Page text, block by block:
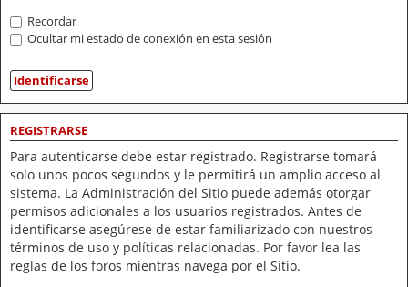
Recordar
Ocultar mi estado de conexión en esta sesión
REGISTRARSE
Para autenticarse debe estar registrado. Registrarse tomará
solo unos pocos segundos y le permitirá un amplio acceso al
sistema. La Administración del Sitio puede además otorgar
permisos adicionales a los usuarios registrados. Antes de
identificarse asegúrese de estar familiarizado con nuestros
términos de uso y políticas relacionadas. Por favor lea las
reglas de los foros mientras navega por el Sitio.